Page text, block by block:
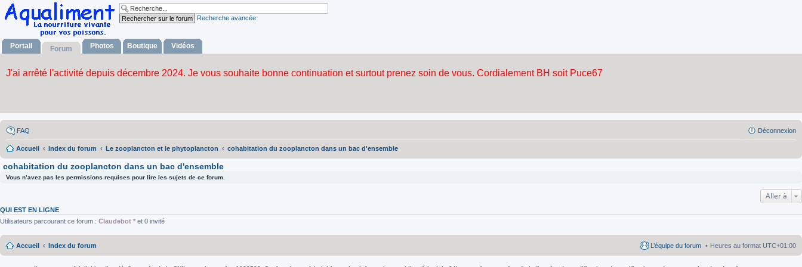
Recherche avancée
Portail Forum Photos Boutique Vidéos
FAQ Déconnexion
Accueil Index du forum Le zooplancton et le phytoplancton cohabitation du zooplancton dans un bac d'ensemble
cohabitation du zooplancton dans un bac d'ensemble
Vous n’avez pas les permissions requises pour lire les sujets de ce forum.
Aller à
QUI EST EN LIGNE
Utilisateurs parcourant ce forum : Claudebot * et 0 invité
Accueil Index du forum Heures au format UTC+01:00
L’équipe du forum